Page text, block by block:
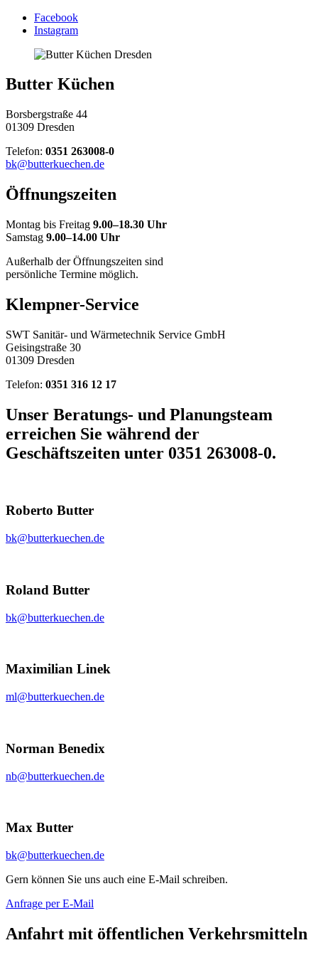
Facebook
Instagram
Butter Küchen
Borsbergstraße 44
01309 Dresden
Telefon: 0351 263008-0
bk@butterkuechen.de
Öffnungszeiten
Montag bis Freitag 9.00–18.30 Uhr
Samstag 9.00–14.00 Uhr
Außerhalb der Öffnungszeiten sind
persönliche Termine möglich.
Klempner-Service
SWT Sanitär- und Wärmetechnik Service GmbH
Geisingstraße 30
01309 Dresden
Telefon: 0351 316 12 17
Unser Beratungs- und Planungsteam
erreichen Sie während der
Geschäftszeiten unter 0351 263008-0.
Roberto Butter
bk@butterkuechen.de
Roland Butter
bk@butterkuechen.de
Maximilian Linek
ml@butterkuechen.de
Norman Benedix
nb@butterkuechen.de
Max Butter
bk@butterkuechen.de
Gern können Sie uns auch eine E-Mail schreiben.
Anfrage per E-Mail
Anfahrt mit öffent­lichen Verkehrs­mitteln